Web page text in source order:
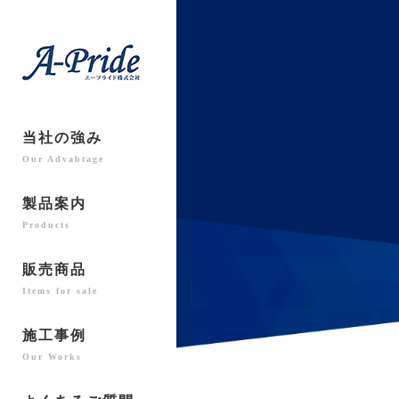
当社の強み
Our Advabtage
製品案内
Products
販売商品
Items for sale
施工事例
Our Works